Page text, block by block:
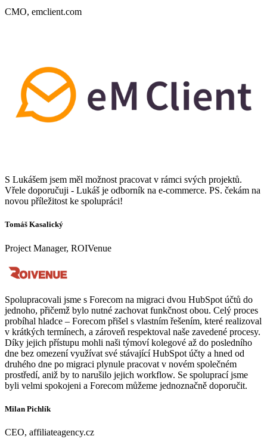
CMO, emclient.com
S Lukášem jsem měl možnost pracovat v rámci svých projektů.
Vřele doporučuji - Lukáš je odborník na e-commerce. PS. čekám na
novou příležitost ke spolupráci!
Tomáš Kasalický
Project Manager, ROIVenue
Spolupracovali jsme s Forecom na migraci dvou HubSpot účtů do
jednoho, přičemž bylo nutné zachovat funkčnost obou. Celý proces
probíhal hladce – Forecom přišel s vlastním řešením, které realizoval
v krátkých termínech, a zároveň respektoval naše zavedené procesy.
Díky jejich přístupu mohli naši týmoví kolegové až do posledního
dne bez omezení využívat své stávající HubSpot účty a hned od
druhého dne po migraci plynule pracovat v novém společném
prostředí, aniž by to narušilo jejich workflow. Se spoluprací jsme
byli velmi spokojeni a Forecom můžeme jednoznačně doporučit.
Milan Pichlík
CEO, affiliateagency.cz